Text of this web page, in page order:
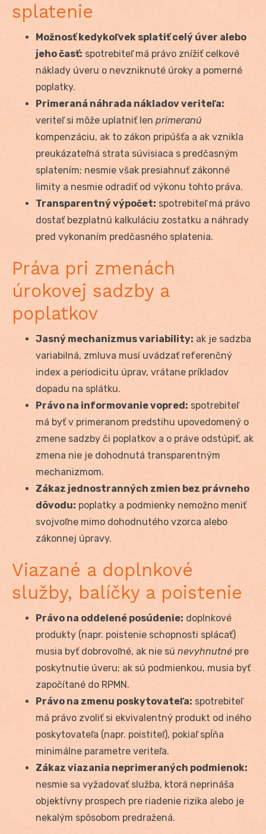
splatenie
Možnosť kedykoľvek splatiť celý úver alebo
jeho časť: spotrebiteľ má právo znížiť celkové
náklady úveru o nevzniknuté úroky a pomerné
poplatky.
Primeraná náhrada nákladov veriteľa:
veriteľ si môže uplatniť len primeranú
kompenzáciu, ak to zákon pripúšťa a ak vznikla
preukázateľná strata súvisiaca s predčasným
splatením; nesmie však presiahnuť zákonné
limity a nesmie odradiť od výkonu tohto práva.
Transparentný výpočet: spotrebiteľ má právo
dostať bezplatnú kalkuláciu zostatku a náhrady
pred vykonaním predčasného splatenia.
Práva pri zmenách
úrokovej sadzby a
poplatkov
Jasný mechanizmus variability: ak je sadzba
variabilná, zmluva musí uvádzať referenčný
index a periodicitu úprav, vrátane príkladov
dopadu na splátku.
Právo na informovanie vopred: spotrebiteľ
má byť v primeranom predstihu upovedomený o
zmene sadzby či poplatkov a o práve odstúpiť, ak
zmena nie je dohodnutá transparentným
mechanizmom.
Zákaz jednostranných zmien bez právneho
dôvodu: poplatky a podmienky nemožno meniť
svojvoľne mimo dohodnutého vzorca alebo
zákonnej úpravy.
Viazané a doplnkové
služby, balíčky a poistenie
Právo na oddelené posúdenie: doplnkové
produkty (napr. poistenie schopnosti splácať)
musia byť dobrovoľné, ak nie sú nevyhnutné pre
poskytnutie úveru; ak sú podmienkou, musia byť
započítané do RPMN.
Právo na zmenu poskytovateľa: spotrebiteľ
má právo zvoliť si ekvivalentný produkt od iného
poskytovateľa (napr. poistiteľ), pokiaľ spĺňa
minimálne parametre veriteľa.
Zákaz viazania neprimeraných podmienok:
nesmie sa vyžadovať služba, ktorá neprináša
objektívny prospech pre riadenie rizika alebo je
nekalým spôsobom predražená.